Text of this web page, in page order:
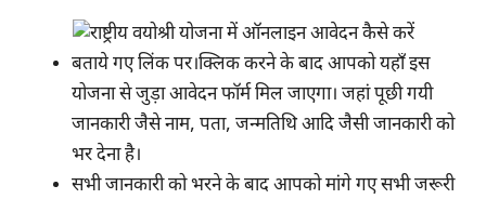
बताये गए लिंक पर।क्लिक करने के बाद आपको यहाँ इस
योजना से जुड़ा आवेदन फॉर्म मिल जाएगा। जहां पूछी गयी
जानकारी जैसे नाम, पता, जन्मतिथि आदि जैसी जानकारी को
भर देना है।
सभी जानकारी को भरने के बाद आपको मांगे गए सभी जरूरी